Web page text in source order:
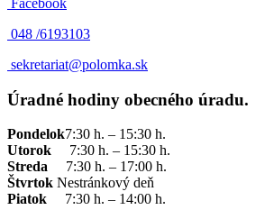
Facebook
048 /6193103
sekretariat@polomka.sk
Úradné hodiny obecného úradu.
Pondelok7:30 h. – 15:30 h.
Utorok 7:30 h. – 15:30 h.
Streda 7:30 h. – 17:00 h.
Štvrtok Nestránkový deň
Piatok
7:30 h. – 14:00 h.